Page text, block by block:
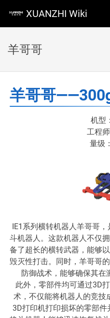
XUANZHI Wiki
羊哥哥
羊哥哥
机型
工程
量级
IE1系列横转机器人羊哥哥
斗机器人。这款机器人不仅
备了超长的横转武器，能够
毁灭性打击。同时，羊哥哥
防御战术，能够确保其在
此外，零部件均可通过3D
术，不仅能将机器人的竞技
3D打印机打印损坏的零部